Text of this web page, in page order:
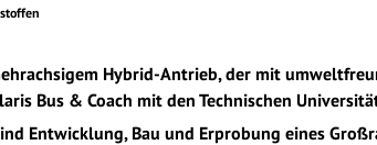
Hybrid-Antrieb, der mit
Bus & Coach mit den Technischen
Entwicklung, Bau und Erprobung eines